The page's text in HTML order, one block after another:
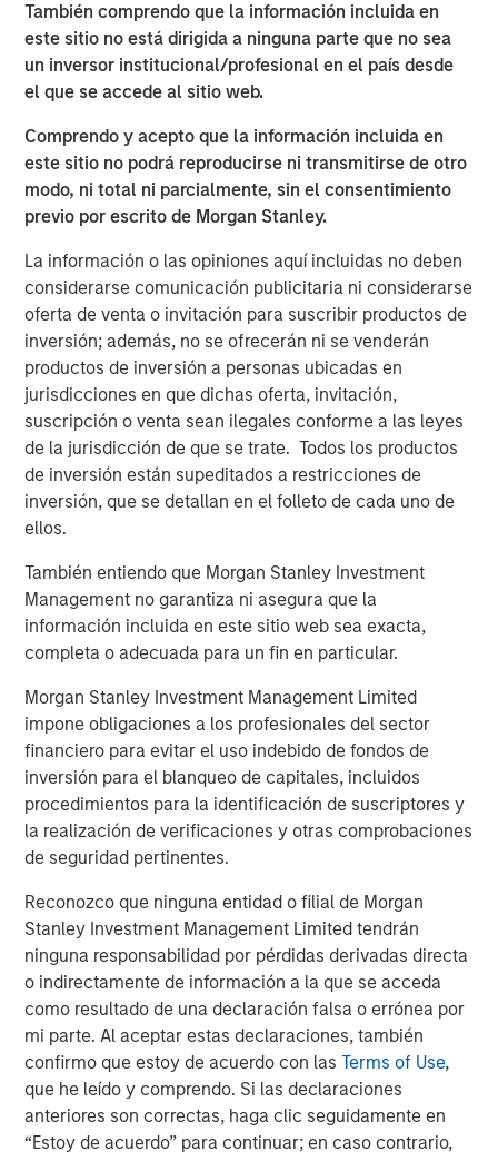
También comprendo que la información incluida en
este sitio no está dirigida a ninguna parte que no sea
un inversor institucional/profesional en el país desde
el que se accede al sitio web.
Comprendo y acepto que la información incluida en
este sitio no podrá reproducirse ni transmitirse de otro
modo, ni total ni parcialmente, sin el consentimiento
previo por escrito de Morgan Stanley.
La información o las opiniones aquí incluidas no deben
considerarse comunicación publicitaria ni considerarse
oferta de venta o invitación para suscribir productos de
inversión; además, no se ofrecerán ni se venderán
productos de inversión a personas ubicadas en
jurisdicciones en que dichas oferta, invitación,
suscripción o venta sean ilegales conforme a las leyes
de la jurisdicción de que se trate. Todos los productos
de inversión están supeditados a restricciones de
inversión, que se detallan en el folleto de cada uno de
ellos.
También entiendo que Morgan Stanley Investment
Management no garantiza ni asegura que la
información incluida en este sitio web sea exacta,
completa o adecuada para un fin en particular.
Morgan Stanley Investment Management Limited
impone obligaciones a los profesionales del sector
financiero para evitar el uso indebido de fondos de
inversión para el blanqueo de capitales, incluidos
procedimientos para la identificación de suscriptores y
la realización de verificaciones y otras comprobaciones
de seguridad pertinentes.
Reconozco que ninguna entidad o filial de Morgan
Stanley Investment Management Limited tendrán
ninguna responsabilidad por pérdidas derivadas directa
o indirectamente de información a la que se acceda
como resultado de una declaración falsa o errónea por
mi parte. Al aceptar estas declaraciones, también
confirmo que estoy de acuerdo con lasTerms of Use,
que he leído y comprendo. Si las declaraciones
anteriores son correctas, haga clic seguidamente en
“Estoy de acuerdo” para continuar; en caso contrario,
actions with regard to buying and selling the
company’s stock.
Descargar PDF
Counterpoint Global
Counterpoint Global’s culture fosters collaboration,
thinking.
ARTÍCULOS RELACIONADOS
CONSILIENT OBSERVER
The Wisdom of Crowds in Markets: Crowd
Behavior in Prediction, Betting, and Stock
Markets
CONSILIENT OBSERVER
Opportunities and Expectations: The Present
Value of Growth Opportunities in Valuation
CONSILIENT OBSERVER
Bayes and Base Rates 2.0: How History Can